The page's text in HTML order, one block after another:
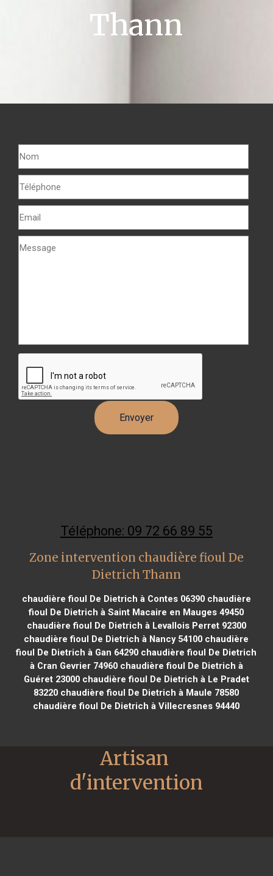
Thann
Téléphone: 09 72 66 89 55
Zone intervention chaudière fioul De
Dietrich Thann
chaudière fioul De Dietrich à Contes 06390chaudière
fioul De Dietrich à Saint Macaire en Mauges 49450
chaudière fioul De Dietrich à Levallois Perret 92300
chaudière fioul De Dietrich à Nancy 54100 chaudière
fioul De Dietrich à Gan 64290 chaudière fioul De Dietrich
à Cran Gevrier 74960chaudière fioul De Dietrich à
Guéret 23000chaudière fioul De Dietrich à Le Pradet
83220 chaudière fioul De Dietrich à Maule 78580
chaudière fioul De Dietrich à Villecresnes 94440
Artisan
d'intervention